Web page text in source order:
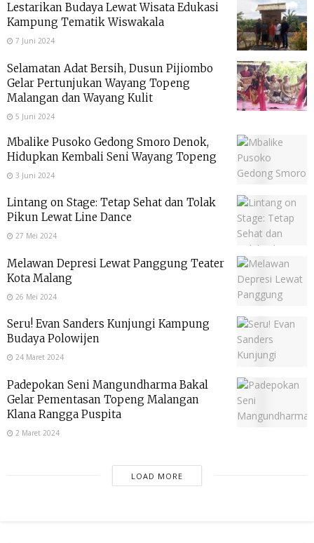
Lestarikan Budaya Lewat Wisata Edukasi
Kampung Tematik Wiswakala
7 Juni 2024
Selamatan Adat Bersih, Dusun Pijiombo
Gelar Pertunjukan Wayang Topeng
Malangan dan Wayang Kulit
5 Juni 2024
Mbalike Pusoko Gedong Smoro Denok,
Hidupkan Kembali Seni Wayang Topeng
3 Juni 2024
Lintang on Stage: Tetap Sehat dan Tolak
Pikun Lewat Line Dance
27 Mei 2024
Melawan Depresi Lewat Panggung Teater
Kota Malang
26 Mei 2024
Seru! Evan Sanders Kunjungi Kampung
Budaya Polowijen
24 Maret 2024
Padepokan Seni Mangundharma Bakal
Gelar Pementasan Topeng Malangan
Klana Rangga Puspita
2 Maret 2024
LOAD MORE